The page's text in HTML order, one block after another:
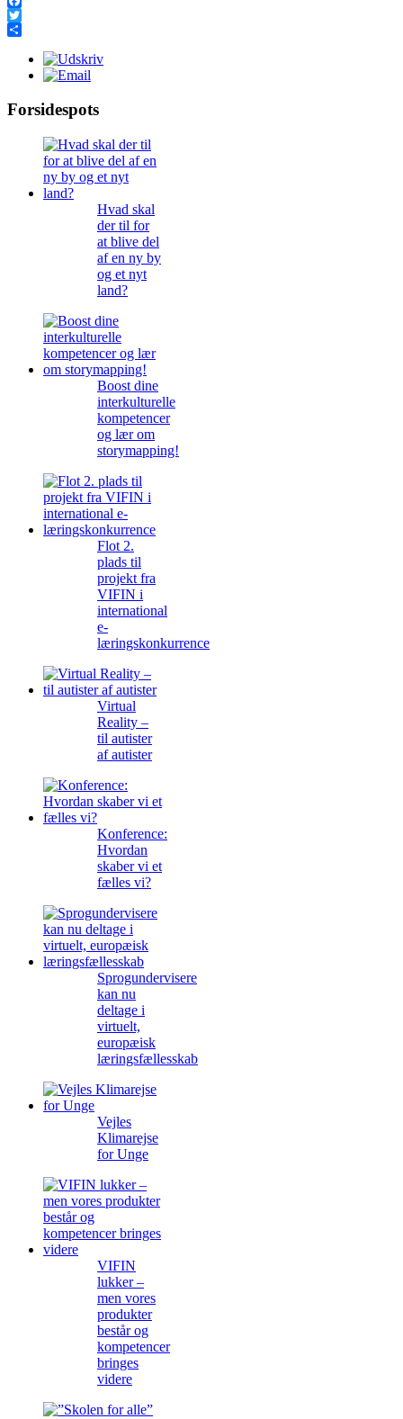
Facebook
Twitter
Forsidespots
Hvad skal
der til for
at blive del
af en ny by
og et nyt
land?
Boost dine
interkulturelle
kompetencer
og lær om
storymapping!
Flot 2.
plads til
projekt fra
VIFIN i
international
e-
læringskonkurrence
Virtual
Reality –
til autister
af autister
Konference:
Hvordan
skaber vi et
fælles vi?
Sprogundervisere
kan nu
deltage i
virtuelt,
europæisk
læringsfællesskab
Vejles
Klimarejse
for Unge
VIFIN
lukker –
men vores
produkter
består og
kompetencer
bringes
videre